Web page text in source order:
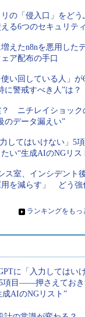
の「侵入口」をどう
る6つのセキュリテ
えたn8nを悪用した
ア配布の手口
使い回している人」が
警戒すべき人”は？
？ ニチレイショック
のデータ漏えい”
してはいけない」5
い“生成AIのNGリス
ス室、インシデント
用を減らす」 どう強
» ランキングをもっ
に「入力してはい
項目――押さえておき
成AIのNGリスト”